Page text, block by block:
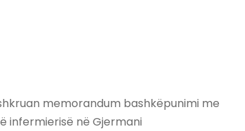
memorandum bashkëpunimi me
infermierisë në Gjermani